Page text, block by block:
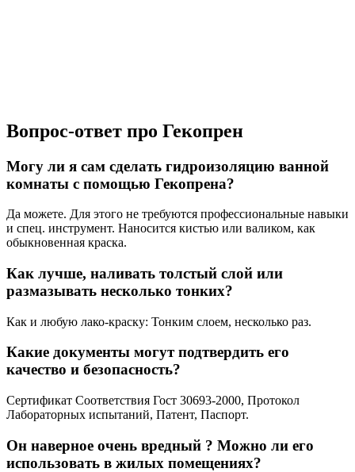
Вопрос-ответ про Гекопрен
Могу ли я сам сделать гидроизоляцию ванной
комнаты с помощью Гекопрена?
Да можете. Для этого не требуются профессиональные навыки
и спец. инструмент. Наносится кистью или валиком, как
обыкновенная краска.
Как лучше, наливать толстый слой или
размазывать несколько тонких?
Как и любую лако-краску: Тонким слоем, несколько раз.
Какие документы могут подтвердить его
качество и безопасность?
Сертификат Соответствия Гост 30693-2000, Протокол
Лабораторных испытаний, Патент, Паспорт.
Он наверное очень вредный ? Можно ли его
использовать в жилых помещениях?